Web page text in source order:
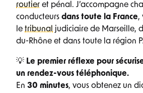
routier et pénal. J’accompagne
conducteurs dans toute la France,
le tribunal judiciaire de Marseille,
du-Rhône et dans toute la région
💡 Le premier réflexe pour
un rendez-vous téléphonique.
En 30 minutes, vous obtenez un